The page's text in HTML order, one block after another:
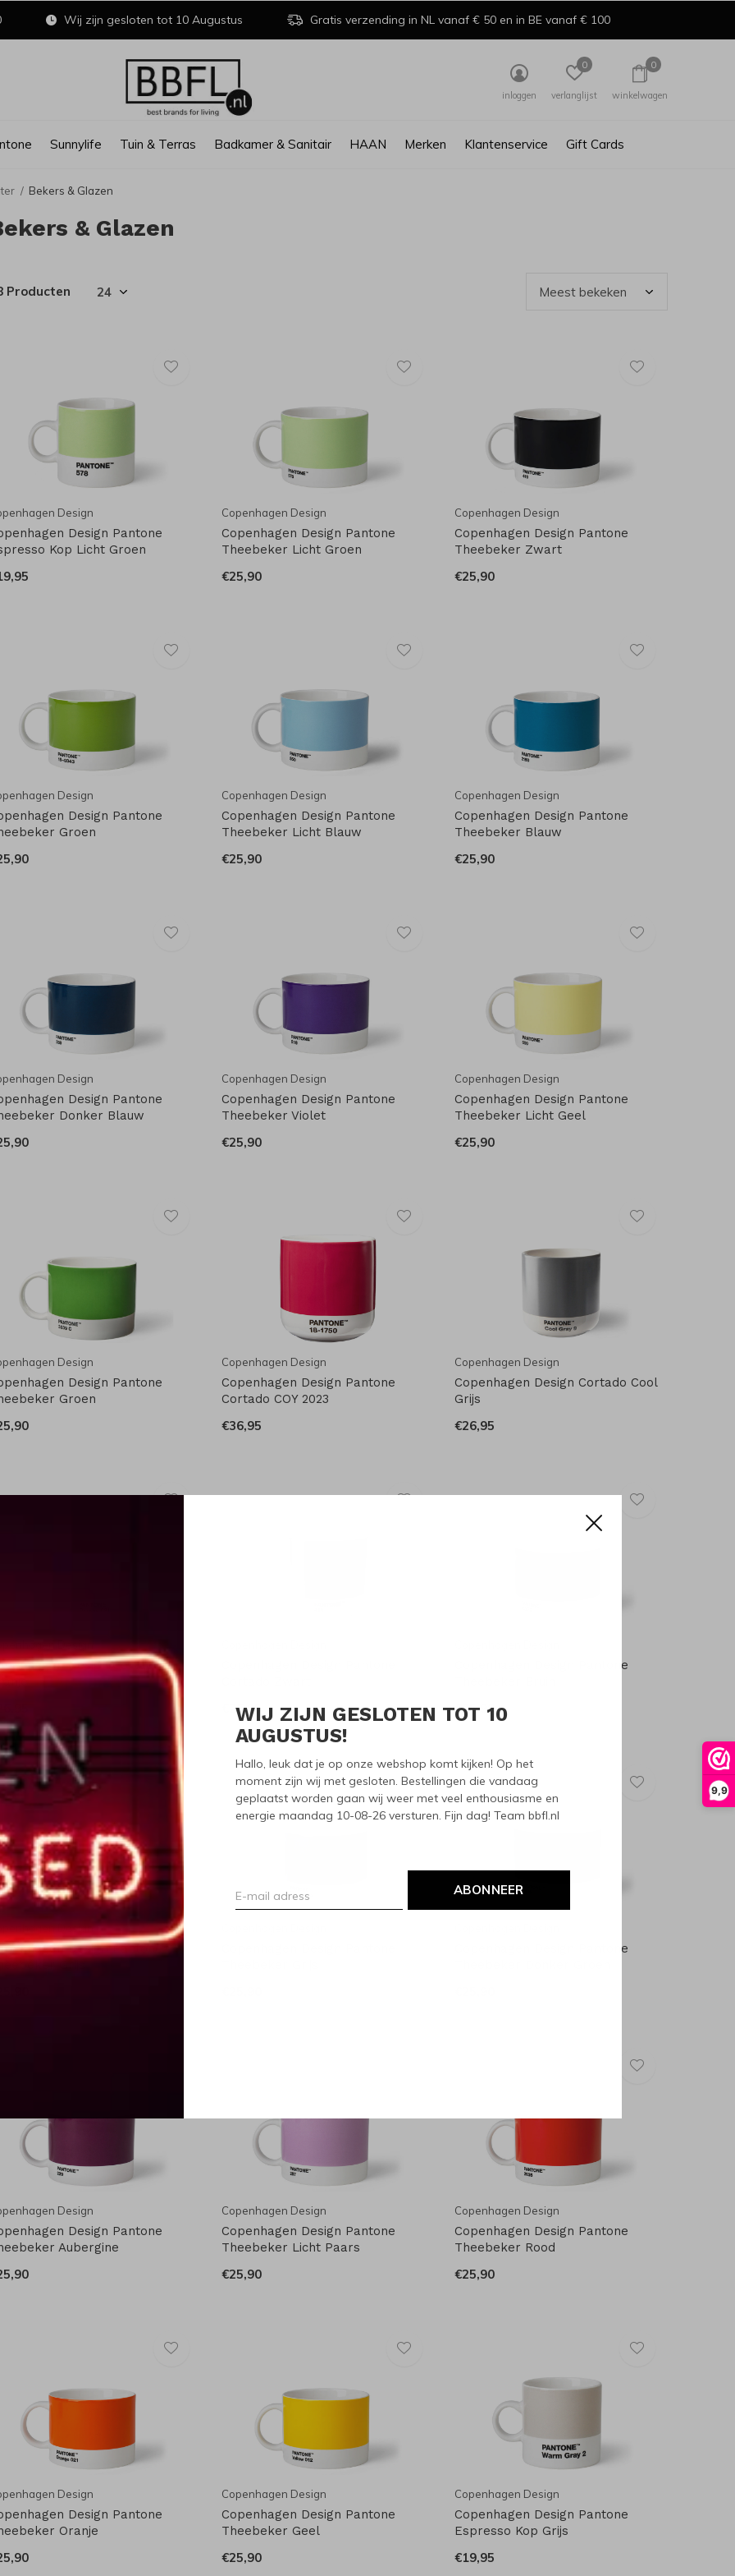
9,9
WIJ ZIJN GESLOTEN TOT 10
AUGUSTUS!
Hallo, leuk dat je op onze webshop komt kijken! Op het
moment zijn wij met gesloten. Bestellingen die vandaag
geplaatst worden gaan wij weer met veel enthousiasme en
energie maandag 10-08-26 versturen. Fijn dag! Team bbfl.nl
ABONNEER
Sunnylife Tuin & Terras Badkamer & Sanitair HAAN Merken Klantenservice Gift Cards
inloggen verlanglijst
0
winkelwagen
0
Wij zijn gesloten tot 10 Augustus Gratis verzending in NL vanaf € 50 en in BE vanaf € 100
Bekers & Glazen
& Glazen
Producten
Design
Design Pantone
Kop Licht Groen
Copenhagen Design
Copenhagen Design Pantone
Theebeker Licht Groen
€25,90
Copenhagen Design
Copenhagen Design Pantone
Theebeker Zwart
€25,90
Design
Design Pantone
Groen
Copenhagen Design
Copenhagen Design Pantone
Theebeker Licht Blauw
€25,90
Copenhagen Design
Copenhagen Design Pantone
Theebeker Blauw
€25,90
Design
Design Pantone
Donker Blauw
Copenhagen Design
Copenhagen Design Pantone
Theebeker Violet
€25,90
Copenhagen Design
Copenhagen Design Pantone
Theebeker Licht Geel
€25,90
Design
Design Pantone
Groen
Copenhagen Design
Copenhagen Design Pantone
Cortado COY 2023
€36,95
Copenhagen Design
Copenhagen Design Cortado Cool
Grijs
€26,95
Design
Design Cortado
€26,95
Copenhagen Design Pantone
€25,90
Design
Design Pantone
Grijs
Copenhagen Design Pantone
Design
Design Pantone
Aubergine
Copenhagen Design
Copenhagen Design Pantone
Theebeker Licht Paars
€25,90
Copenhagen Design
Copenhagen Design Pantone
Theebeker Rood
€25,90
Design
Design Pantone
Oranje
Copenhagen Design
Copenhagen Design Pantone
Theebeker Geel
€25,90
Copenhagen Design
Copenhagen Design Pantone
Espresso Kop Grijs
€19,95